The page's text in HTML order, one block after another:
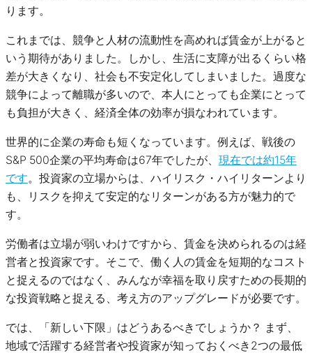
ります。
これまでは、競争と人材の流動性を高めれば賃金が上がると
いう期待がありました。しかし、生活に支障が出るくらい格
差が大きくなり、社会も不安定化してしまいました。過度な
競争によって離職が多いので、本人にとっても企業にとって
も負担が大きく、経済全体の効率が損なわれています。
世界的に企業の寿命も短くなっています。例えば、戦後の
S&P 500企業の平均寿命は67年でしたが、 現在では約15年
です。投資家の立場からは、ハイリスク・ハイリターンより
も、リスクを抑えて安定的なリターンがある方が魅力的で
す。
労働者は立場が弱いわけですから、賃金を決められるのは経
営者と投資家です。そこで、働く人の賃金を短期的なコスト
と捉えるのではなく、みんなが幸福を取り戻すための長期的
な投資戦略と捉える、考え方のアップグレードが必要です。
では、「新しい下限」はどうあるべきでしょうか？ まず、
地域で活躍する経営者や投資家が知っておくべき2つの最低